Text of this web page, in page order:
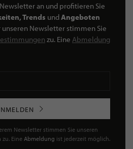
Newsletter an und profitieren Sie
Trends undAngeboten
Newsletter stimmen Sie
zu. Eine Abmeldung
Newsletter stimmen Sie unseren
zu. Eine Abmeldung ist jederzeit möglich.